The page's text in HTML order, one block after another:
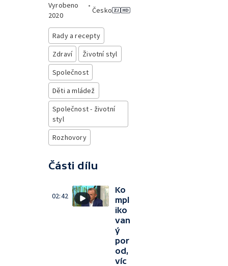
Vyrobeno
2020
•
Česko
Rady a recepty
Zdraví
Životní styl
Společnost
Děti a mládež
Společnost - životní
styl
Rozhovory
Části dílu
02:42
Ko
mpl
iko
van
ý
por
od,
víc